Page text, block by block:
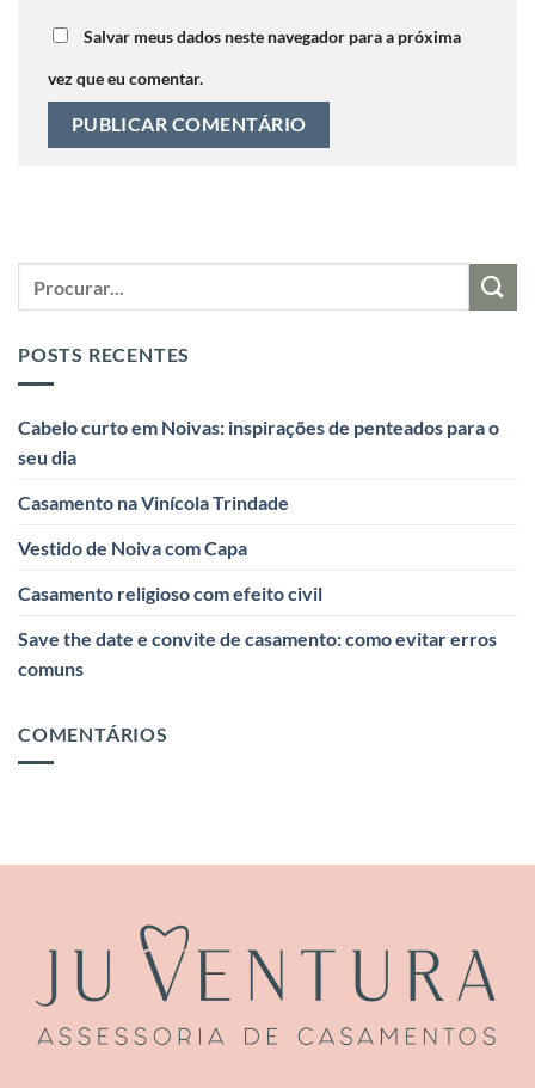
Salvar meus dados neste navegador para a próxima
vez que eu comentar.
POSTS RECENTES
Cabelo curto em Noivas: inspirações de penteados para o
seu dia
Casamento na Vinícola Trindade
Vestido de Noiva com Capa
Casamento religioso com efeito civil
Save the date e convite de casamento: como evitar erros
comuns
COMENTÁRIOS